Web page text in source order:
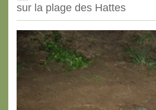
sur la plage des Hattes